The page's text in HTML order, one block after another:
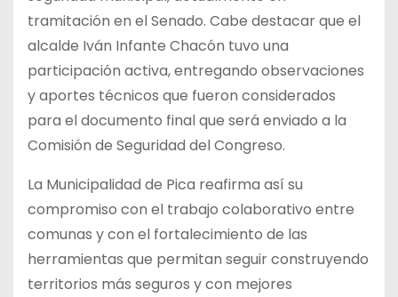
tramitación en el Senado. Cabe destacar que el
alcalde Iván Infante Chacón tuvo una
participación activa, entregando observaciones
y aportes técnicos que fueron considerados
para el documento final que será enviado a la
Comisión de Seguridad del Congreso.
La Municipalidad de Pica reafirma así su
compromiso con el trabajo colaborativo entre
comunas y con el fortalecimiento de las
herramientas que permitan seguir construyendo
territorios más seguros y con mejores